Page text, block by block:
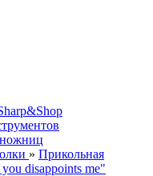
ножниц
» Прикольная
disappoints me"